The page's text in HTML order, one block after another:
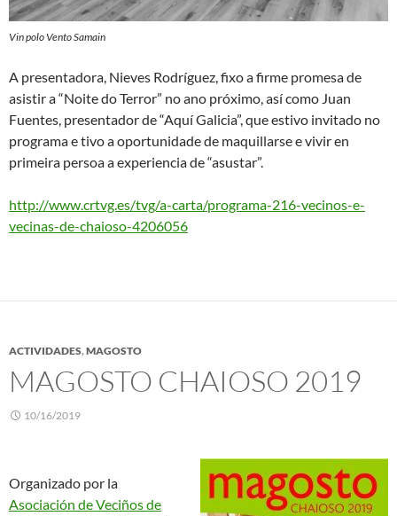
Vin polo Vento Samain
A presentadora, Nieves Rodríguez, fixo a firme promesa de
asistir a “Noite do Terror” no ano próximo, así como Juan
Fuentes, presentador de “Aquí Galicia”, que estivo invitado no
programa e tivo a oportunidade de maquillarse e vivir en
primeira persoa a experiencia de “asustar”.
http://www.crtvg.es/tvg/a-carta/programa-216-vecinos-e-
vecinas-de-chaioso-4206056
ACTIVIDADES,MAGOSTO
MAGOSTO CHAIOSO 2019
10/16/2019
Organizado por la
Asociación de Veciños de